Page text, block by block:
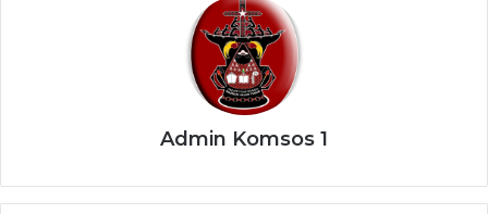
Admin Komsos 1